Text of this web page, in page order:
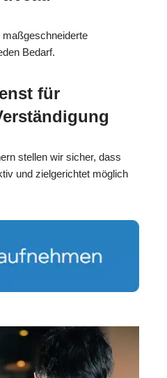
Bedarf.
für
stellen wir sicher, dass
und zielgerichtet möglich